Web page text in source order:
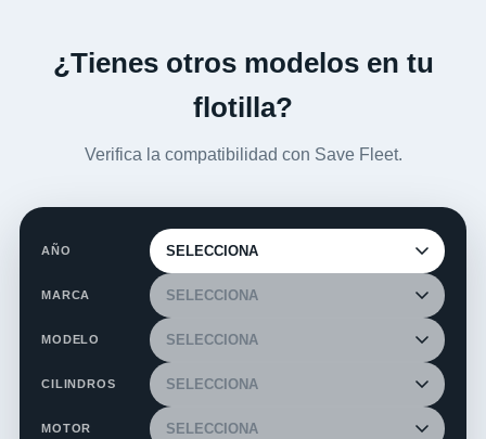
¿Tienes otros modelos en tu
flotilla?
Verifica la compatibilidad con Save Fleet.
AÑO
MARCA
MODELO
CILINDROS
MOTOR